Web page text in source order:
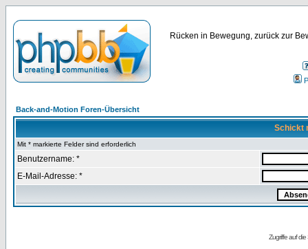
Rücken in Bewegung, zurück zur
Back-and-Motion Foren-Übersicht
Schickt
Mit * markierte Felder sind erforderlich
Benutzername: *
E-Mail-Adresse: *
Zugriffe auf